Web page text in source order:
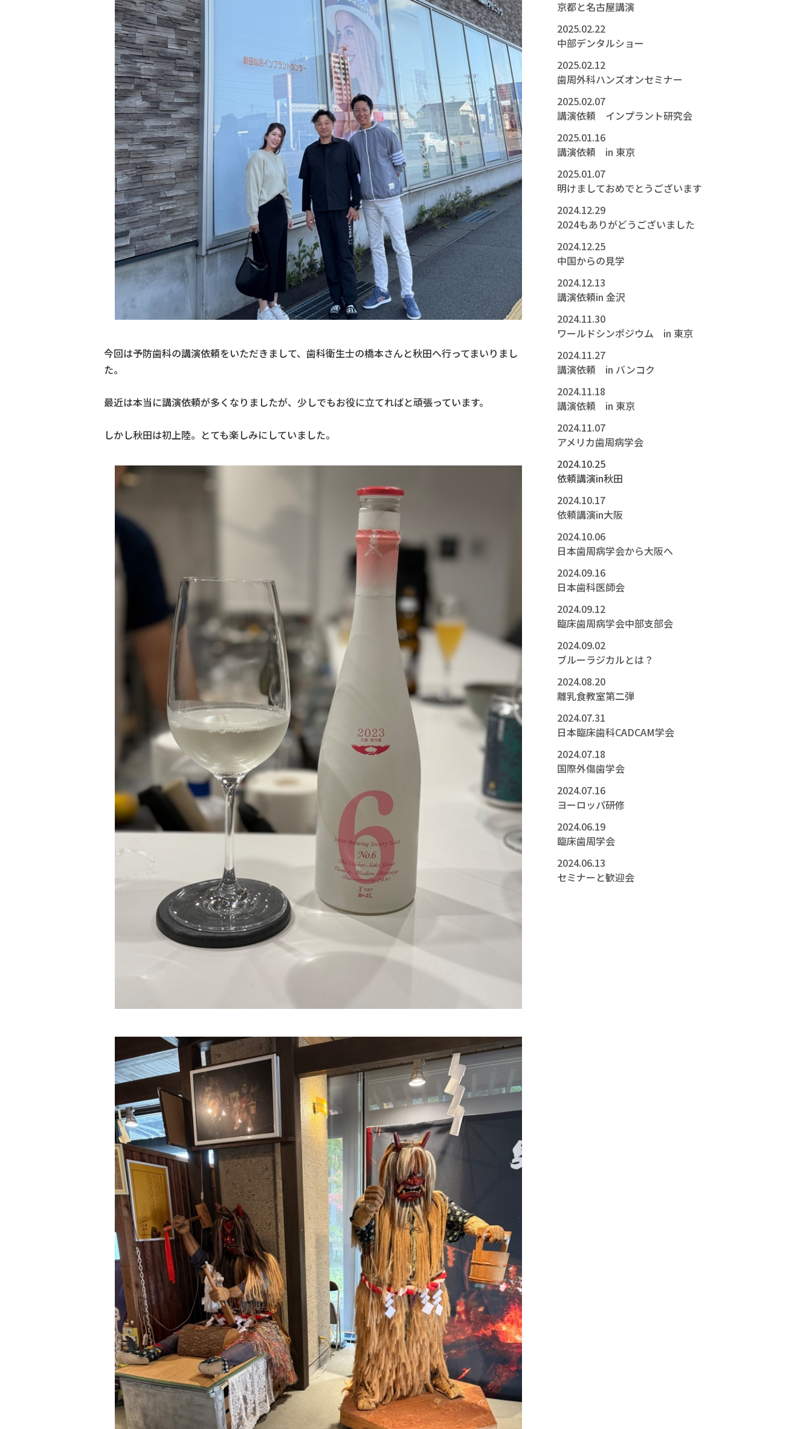
今回は予防歯科の講演依頼をいただきまして、歯科衛生士の橋本さんと秋田へ行ってまいりまし
た。
最近は本当に講演依頼が多くなりましたが、少しでもお役に立てればと頑張っています。
しかし秋田は初上陸。とても楽しみにしていました。
京都と名古屋講演
2025.02.22
中部デンタルショー
2025.02.12
歯周外科ハンズオンセミナー
2025.02.07
講演依頼 インプラント研究会
2025.01.16
講演依頼 in 東京
2025.01.07
明けましておめでとうございます
2024.12.29
2024もありがどうございました
2024.12.25
中国からの見学
2024.12.13
講演依頼in 金沢
2024.11.30
ワールドシンポジウム in 東京
2024.11.27
講演依頼 in バンコク
2024.11.18
講演依頼 in 東京
2024.11.07
アメリカ歯周病学会
2024.10.25
依頼講演in秋田
2024.10.17
依頼講演in大阪
2024.10.06
日本歯周病学会から大阪へ
2024.09.16
日本歯科医師会
2024.09.12
臨床歯周病学会中部支部会
2024.09.02
ブルーラジカルとは？
2024.08.20
離乳食教室第二弾
2024.07.31
日本臨床歯科CADCAM学会
2024.07.18
国際外傷歯学会
2024.07.16
ヨーロッパ研修
2024.06.19
臨床歯周学会
2024.06.13
セミナーと歓迎会